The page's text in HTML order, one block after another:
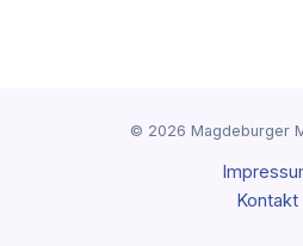
© 2026 Magdeburger
Kontakt